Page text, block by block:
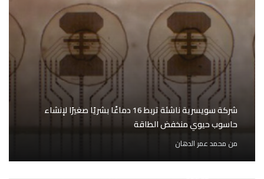
شركة سويسرية ناشئة تربط 16 دماغًا بشريًا صغيرًا لإنشاء
حاسوب حيوي منخفض الطاقة
من محمد عمر الدهان